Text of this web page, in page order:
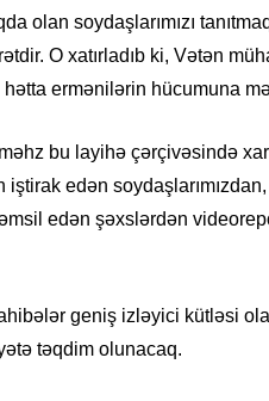
olan soydaşlarımızı
O xatırladıb ki, Vətən
ermənilərin hücumuna
bu layihə çərçivəsində
iştirak edən
edən şəxslərdən
geniş izləyici kütləsi
təqdim olunacaq.